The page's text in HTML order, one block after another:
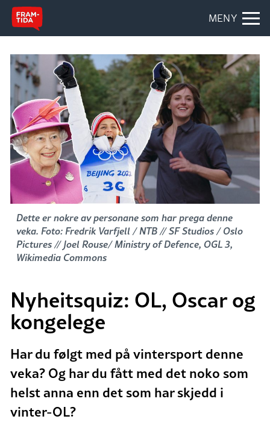
MENY
Dette er nokre av personane som har prega denne
veka. Foto: Fredrik Varfjell / NTB // SF Studios / Oslo
Pictures // Joel Rouse/ Ministry of Defence, OGL 3,
Wikimedia Commons
Nyheitsquiz: OL, Oscar og
kongelege
Har du følgt med på vintersport denne
veka? Og har du fått med det noko som
helst anna enn det som har skjedd i
vinter-OL?